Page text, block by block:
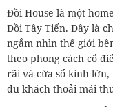
Đồi House là một
Đồi Tây Tiến. Đây là
ngắm nhìn thế giới
theo phong cách cổ
rãi và cửa sổ kính
du khách thoải mái